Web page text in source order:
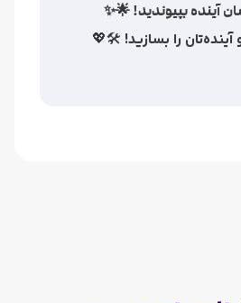
آینده بپیوندید! 🌟✨
را بسازید! 🛠️💖